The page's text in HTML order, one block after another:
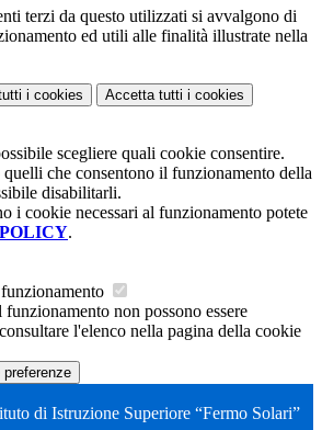
terzi da questo utilizzati si avvalgono di
ed utili alle finalità illustrate nella
i cookies Accetta tutti i cookies
scegliere quali cookie consentire.
che consentono il funzionamento della
disabilitarli.
i cookie necessari al funzionamento potete
.
non possono essere
l'elenco nella pagina della cookie
di Istruzione Superiore “Fermo Solari”